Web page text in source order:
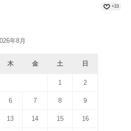
+33
年8月
木 金 土 日
1 2
6 7 8 9
13 14 15 16